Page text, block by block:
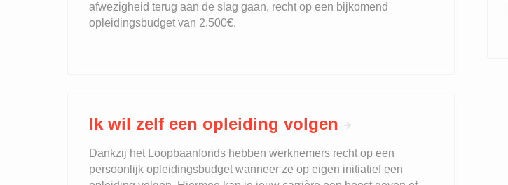
afwezigheid terug aan de slag gaan, recht op een bijkomend
opleidingsbudget van 2.500€.
Ik wil zelf een opleiding volgen
Dankzij het Loopbaanfonds hebben werknemers recht op een
persoonlijk opleidingsbudget wanneer ze op eigen initiatief een